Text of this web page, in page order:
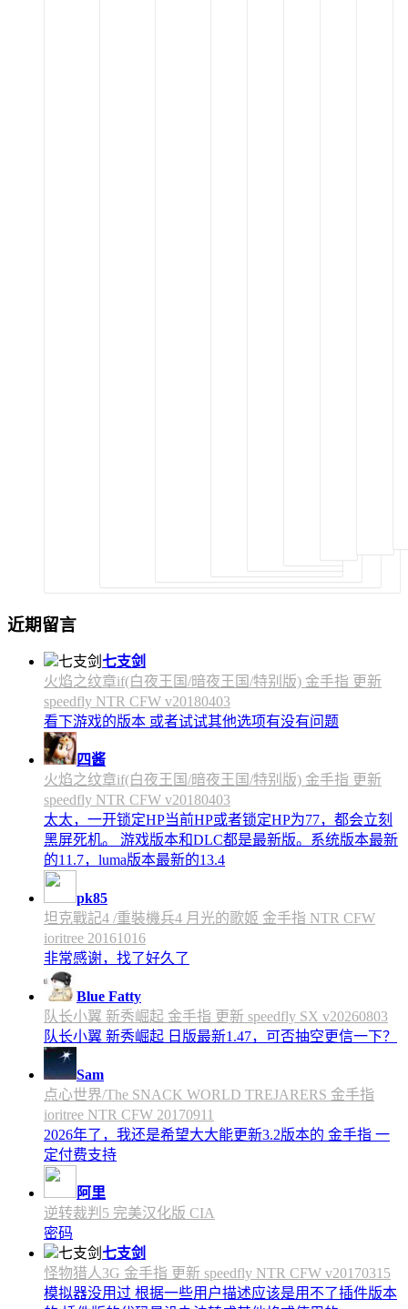
近期留言
七支剑
火焰之纹章if(白夜王国/暗夜王国/特别版) 金手指 更新
speedfly NTR CFW v20180403
看下游戏的版本 或者试试其他选项有没有问题
四酱
火焰之纹章if(白夜王国/暗夜王国/特别版) 金手指 更新
speedfly NTR CFW v20180403
太太，一开锁定HP当前HP或者锁定HP为77，都会立刻
黑屏死机。 游戏版本和DLC都是最新版。系统版本最新
的11.7，luma版本最新的13.4
pk85
坦克戰記4 /重裝機兵4 月光的歌姬 金手指 NTR CFW
ioritree 20161016
非常感谢，找了好久了
Blue Fatty
队长小翼 新秀崛起 金手指 更新 speedfly SX v20260803
队长小翼 新秀崛起 日版最新1.47，可否抽空更信一下？
Sam
点心世界/The SNACK WORLD TREJARERS 金手指
ioritree NTR CFW 20170911
2026年了，我还是希望大大能更新3.2版本的 金手指 一
定付费支持
阿里
逆转裁判5 完美汉化版 CIA
密码
七支剑
怪物猎人3G 金手指 更新 speedfly NTR CFW v20170315
模拟器没用过 根据一些用户描述应该是用不了插件版本